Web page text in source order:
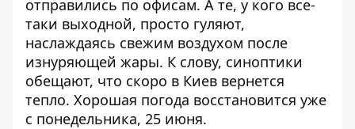
отправились по офисам. А те, у кого все-
таки выходной, просто гуляют,
наслаждаясь свежим воздухом после
изнуряющей жары. К слову, синоптики
обещают, что скоро в Киев вернется
тепло. Хорошая погода восстановится уже
с понедельника, 25 июня.